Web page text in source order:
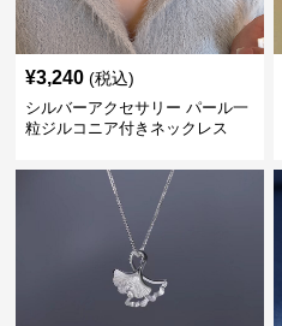
¥3,240 (税込)
シルバーアクセサリー パール一
粒ジルコニア付きネックレス